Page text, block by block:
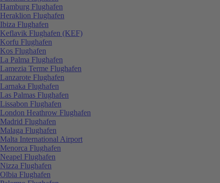
Hamburg Flughafen
Heraklion Flughafen
Ibiza Flughafen
Keflavik Flughafen (KEF)
Korfu Flughafen
Kos Flughafen
La Palma Flughafen
Lamezia Terme Flughafen
Lanzarote Flughafen
Larnaka Flughafen
Las Palmas Flughafen
Lissabon Flughafen
London Heathrow Flughafen
Madrid Flughafen
Malaga Flughafen
Malta International Airport
Menorca Flughafen
Neapel Flughafen
Nizza Flughafen
Olbia Flughafen